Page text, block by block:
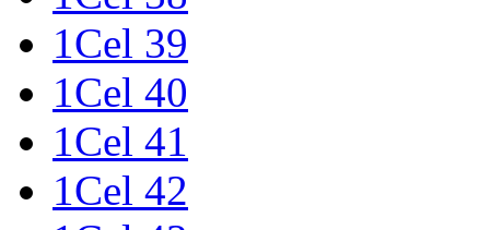
1Cel 39
1Cel 40
1Cel 41
1Cel 42